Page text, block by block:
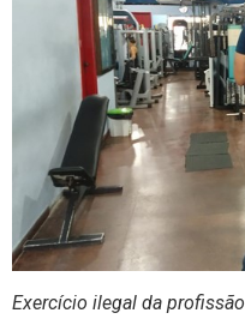
Exercício ilegal da profissão